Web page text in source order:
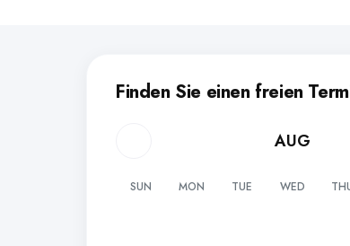
Finden Sie einen freien
AUG
SUN MON TUE WED